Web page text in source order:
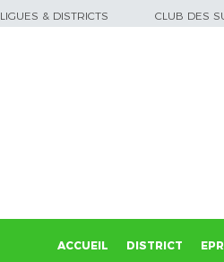
LIGUES & DISTRICTS CLUB DES
ACCUEIL DISTRICT